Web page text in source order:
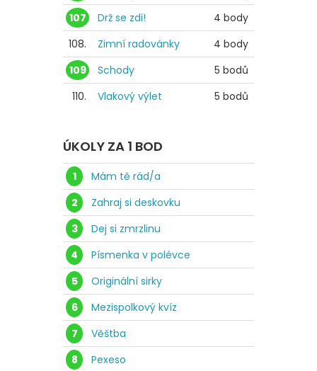
107
Drž se zdi!
4 body
108.
Zimní radovánky
4 body
109
Schody
5 bodů
110.
Vlakový výlet 5 bodů
ÚKOLY ZA 1 BOD
1
Mám tě rád/a
2
Zahraj si deskovku
3
Dej si zmrzlinu
4
Písmenka v polévce
5
Originální sirky
6
Mezispolkový kvíz
7
Věštba
8
Pexeso